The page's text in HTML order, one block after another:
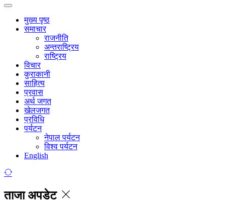
मुख्य पृष्ठ
समाचार
राजनीति
अन्तराष्ट्रिय
राष्ट्रिय
विचार
कुराकानी
साहित्य
प्रवास
अर्थ जगत
खेलजगत
प्रविधि
पर्यटन
नेपाल पर्यटन
विश्व पर्यटन
English
ताजा अपडेट